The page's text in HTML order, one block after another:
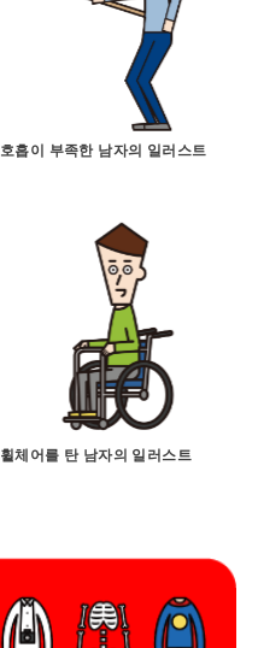
호흡이 부족한 남자의 일러스트
휠체어를 탄 남자의 일러스트